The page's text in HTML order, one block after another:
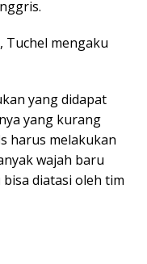
Tuchel mengaku
yang didapat
yang kurang
harus melakukan
wajah baru
diatasi oleh tim